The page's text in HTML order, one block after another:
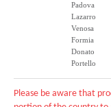
Padova
Lazarro
Venosa
Formia
Donato
Portello
Please be aware that